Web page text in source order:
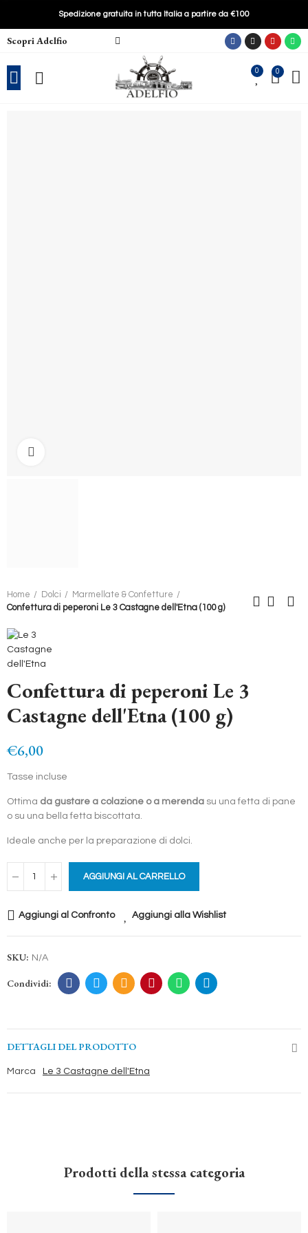
Spedizione gratuita in tutta Italia a partire da €100
Scopri Adelfio
0 0
Home Dolci
Marmellate & Confetture
Confettura di peperoni Le 3 Castagne dell'Etna (100 g)
Confettura di peperoni Le 3
Castagne dell'Etna (100 g)
€6,00
Tasse incluse
Ottima da gustare a colazione o a merenda su una fetta di pane
o su una bella fetta biscottata.
Ideale anche per la preparazione di dolci.
AGGIUNGI AL CARRELLO
Aggiungi al Confronto Aggiungi alla Wishlist
SKU: N/A
DETTAGLI DEL PRODOTTO
Marca Le 3 Castagne dell'Etna
Prodotti della stessa categoria